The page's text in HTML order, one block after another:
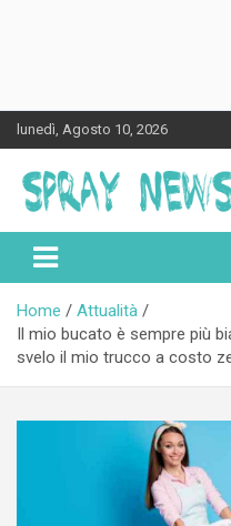
Skip
to
content
lunedì, Agosto 10, 2026
Spraynews.it
Home
Attualità
Il mio bucato è sempre più
svelo il mio trucco a costo